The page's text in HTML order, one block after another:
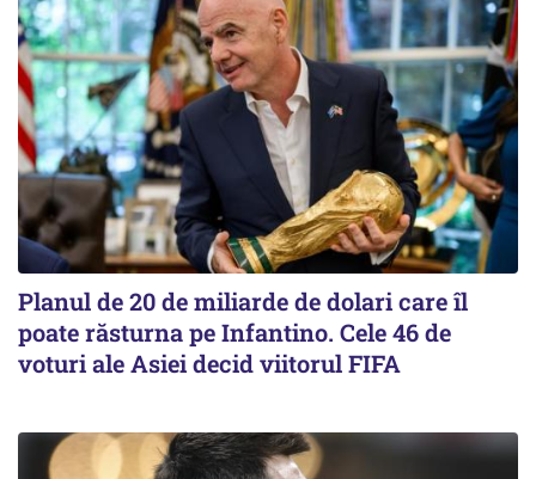
Planul de 20 de miliarde de dolari care îl
poate răsturna pe Infantino. Cele 46 de
voturi ale Asiei decid viitorul FIFA